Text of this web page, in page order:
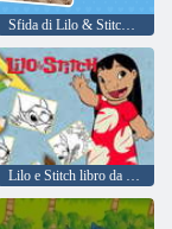
Sfida di Lilo & Stitch Quiz
Lilo e Stitch libro da colorare